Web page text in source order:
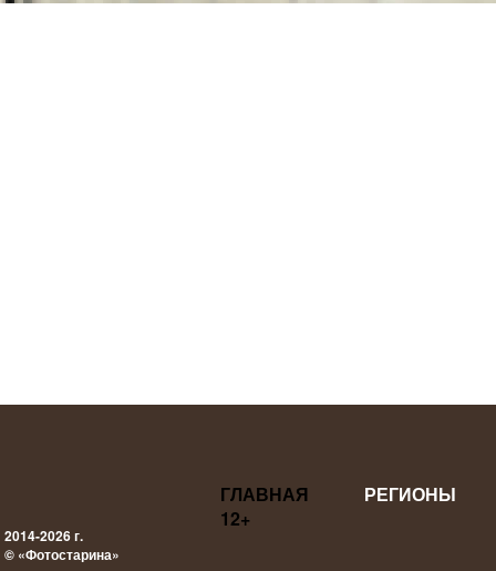
2014-2026 г.
© «Фотостарина»
ГЛАВНАЯ
РЕГИОНЫ
12+